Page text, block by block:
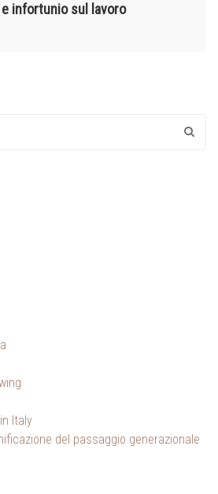
infortunio sul lavoro
Italy
del passaggio generazionale